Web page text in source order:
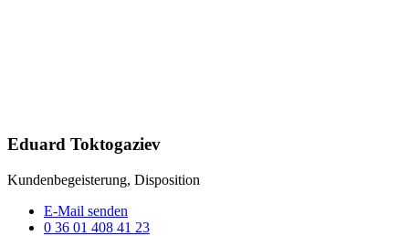
Eduard Toktogaziev
Kundenbegeisterung, Disposition
E-Mail senden
0 36 01 408 41 23